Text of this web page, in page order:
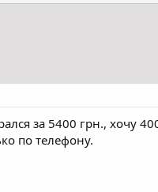
за 5400 грн., хочу
по телефону.